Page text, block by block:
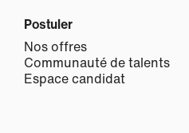
Postuler
Nos offres
Communauté de talents
Espace candidat